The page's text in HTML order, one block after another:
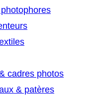
cadres photos
& patères